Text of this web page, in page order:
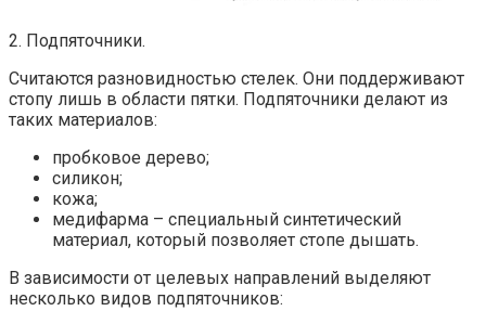
2. Подпяточники.
Считаются разновидностью стелек. Они поддерживают
стопу лишь в области пятки. Подпяточники делают из
таких материалов:
пробковое дерево;
силикон;
кожа;
медифарма – специальный синтетический
материал, который позволяет стопе дышать.
В зависимости от целевых направлений выделяют
несколько видов подпяточников: